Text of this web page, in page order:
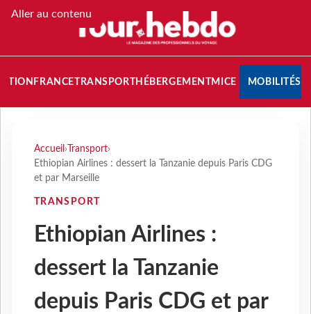
Aller au contenu
FRANCETRANSPORT HÉBERGEMENTMICE MOBILITÉS
Accueil › Transport›
Ethiopian Airlines : dessert la Tanzanie depuis Paris CDG
et par Marseille
TRANSPORT
Ethiopian Airlines :
dessert la Tanzanie
depuis Paris CDG et par